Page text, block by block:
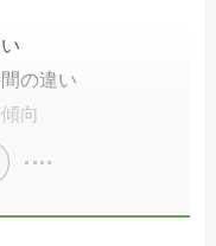
の違い
向